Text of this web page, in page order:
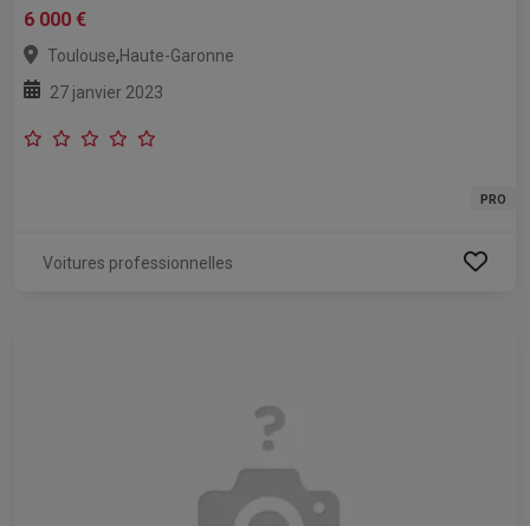
6 000 €
Toulouse,Haute-Garonne
27 janvier 2023
PRO
Voitures professionnelles